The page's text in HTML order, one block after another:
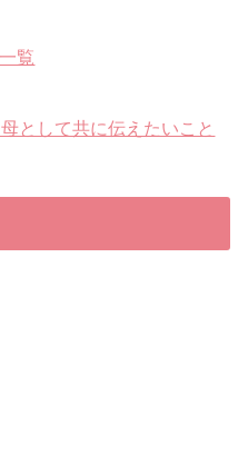
覧
として共に伝えたいこと